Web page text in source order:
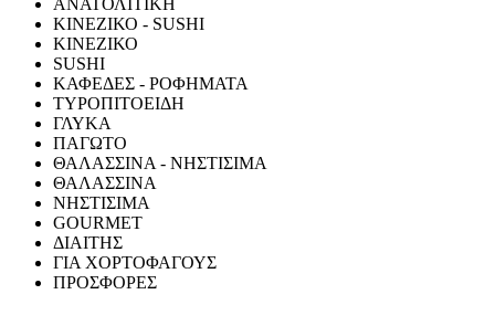
ΑΝΑΤΟΛΙΤΙΚΗ
ΚΙΝΕΖΙΚΟ - SUSHI
ΚΙΝΕΖΙΚΟ
SUSHI
ΚΑΦΕΔΕΣ - ΡΟΦΗΜΑΤΑ
ΤΥΡΟΠΙΤΟΕΙΔΗ
ΓΛΥΚΑ
ΠΑΓΩΤΟ
ΘΑΛΑΣΣΙΝΑ - ΝΗΣΤΙΣΙΜΑ
ΘΑΛΑΣΣΙΝΑ
ΝΗΣΤΙΣΙΜΑ
GOURMET
ΔΙΑΙΤΗΣ
ΓΙΑ ΧΟΡΤΟΦΑΓΟΥΣ
ΠΡΟΣΦΟΡΕΣ